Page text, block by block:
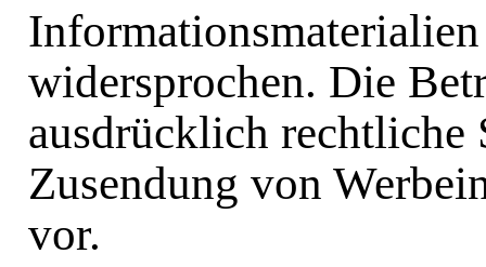
widersprochen. Die
ausdrücklich rechtliche
Zusendung von
vor.